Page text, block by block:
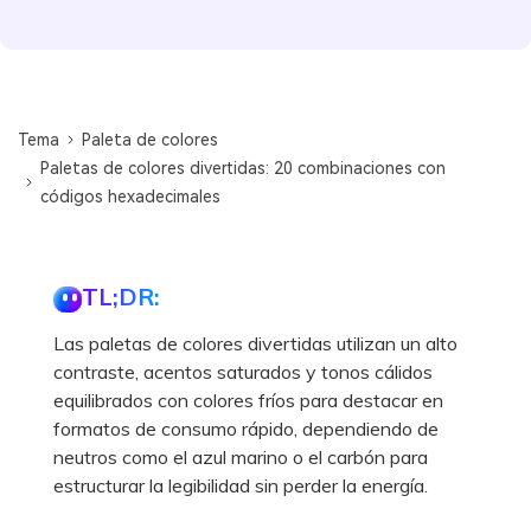
Tema
Paleta de colores
Paletas de colores divertidas: 20 combinaciones con
códigos hexadecimales
TL;DR:
Las paletas de colores divertidas utilizan un alto
contraste, acentos saturados y tonos cálidos
equilibrados con colores fríos para destacar en
formatos de consumo rápido, dependiendo de
neutros como el azul marino o el carbón para
estructurar la legibilidad sin perder la energía.